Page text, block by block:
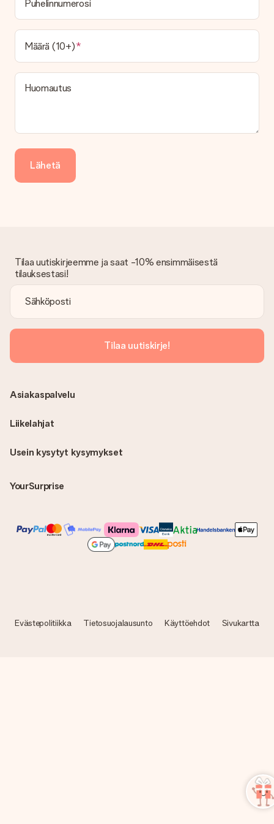
toimitusvaihtoehtoa. Halutessasi tilauksen lähetetään joko
paketti tai postilaatikon toimitus. Haluatko tietää, mikä
vaihtoehto tilauksesi kuuluu? Ota yhteyttä asiakaspalveluun.
Maksu
Kuinka voin maksaa tilaukseni?
Tarjoamme seuraavat maksutavat: iDeal, Paypal, luottokortti,
Saapunut lahja
Entä jos lahja ei ole täysin mieleeni?
Olemme syvästi pahoillamme, että lahjasi ei ole sinun mielesi
Tämä tarkoittaa sitä, että lahja toimitetaan suoraan
vastaanottajalle, mikä tekee siitä todellisen yllätyksen!
Puhelinnumerosi
Määrä (10+)
Huomautus
Lähetä
Tilaa uutiskirjeemme ja saat -10% ensimmäisestä
tilauksestasi!
Tilaa uutiskirje!
Usein kysytyt kysymykset
YourSurprise
Asiakaspalvelu
Liikelahjat
Evästepolitiikka Tietosuojalausunto Käyttöehdot Sivukartta